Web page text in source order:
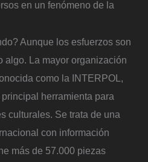
en un fenómeno de la
Aunque los esfuerzos son
algo. La mayor organización
como la INTERPOL,
herramienta para
culturales. Se trata de una
con información
más de 57.000 piezas